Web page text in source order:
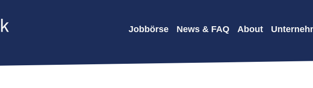
Jobbörse News & FAQ About